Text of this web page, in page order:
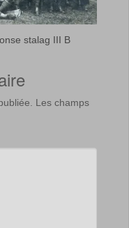
stalag III B
Les champs